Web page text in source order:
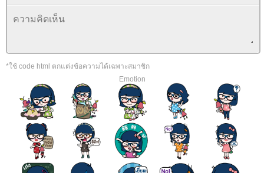
*ใช้ code html ตกแต่งข้อความได้เฉพาะสมาชิก
Emotion